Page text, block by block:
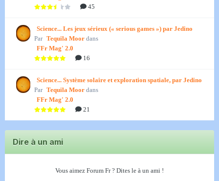
45
Science... Les jeux sérieux (« serious games ») par Jedino
Par Tequila Moor dans
FFr Mag' 2.0
16
Science... Système solaire et exploration spatiale, par Jedino
Par Tequila Moor dans
FFr Mag' 2.0
21
Dire à un ami
Vous aimez Forum Fr ? Dites le à un ami !